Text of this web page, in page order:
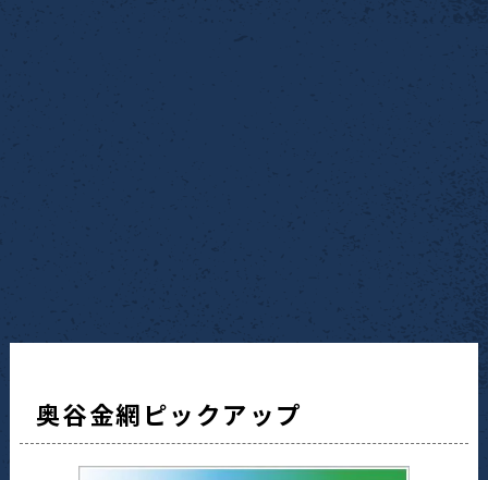
奥谷金網ピックアップ